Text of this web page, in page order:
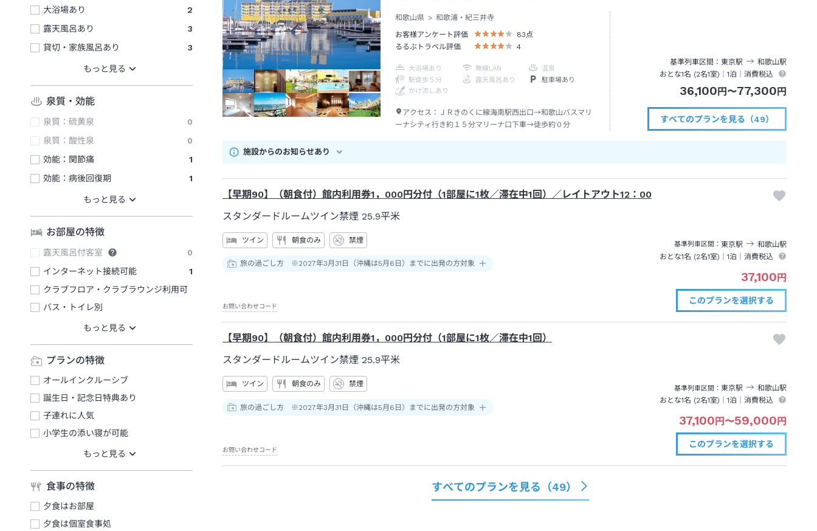
大浴場あり
2
露天風呂あり
3
貸切・家族風呂あり
3
泉質・効能
泉質：硫黄泉
0
泉質：酸性泉
0
効能：関節痛
1
効能：病後回復期
1
お部屋の特徴
露天風呂付客室
0
インターネット接続可能
1
クラブフロア・クラブラウンジ利用可
バス・トイレ別
プランの特徴
オールインクルーシブ
誕生日・記念日特典あり
子連れに人気
小学生の添い寝が可能
食事の特徴
夕食はお部屋
夕食は個室食事処
和歌山県
和歌浦・紀三井寺
お客様アンケート評価
83 点
るるぶトラベル評価
4
大浴場あり 無線LAN
温泉
駅徒歩５分
露天風呂あり
駐車場あり
かけ流しあり
アクセス： ＪＲきのくに線海南駅西出口→和歌山バスマリ
ーナシティ行き約１５分マリーナ口下車→徒歩約０分
基準列車区間 東京駅 和歌山駅
おとな1名 (2名1室)｜1泊 ｜消費税込
36,100 円 〜77,300 円
すべてのプランを見る（49）
施設からのお知らせあり
【早期90】（朝食付）館内利用券1，000円分付（1部屋に1枚／滞在中1回）／レイトアウト12：00
スタンダードルームツイン禁煙 25.9平米
ツイン 朝食のみ 禁煙
旅の過ごし方 ※2027年3月31日（沖縄は5月6日）までに出発の方対象
基準列車区間 東京駅 和歌山駅
おとな1名 (2名1室)｜1泊 ｜消費税込
37,100円
お問い合わせコード
このプランを選択する
【早期90】（朝食付）館内利用券1，000円分付（1部屋に1枚／滞在中1回）
スタンダードルームツイン禁煙 25.9平米
ツイン 朝食のみ 禁煙
旅の過ごし方 ※2027年3月31日（沖縄は5月6日）までに出発の方対象
基準列車区間 東京駅 和歌山駅
おとな1名 (2名1室)｜1泊 ｜消費税込
37,100円〜59,000円
お問い合わせコード
このプランを選択する
すべてのプランを見る（49）